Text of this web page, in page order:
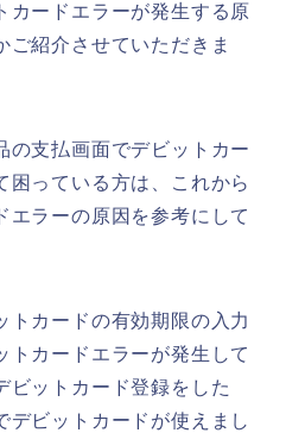
カードエラーが発生する原
ご紹介させていただきま
の支払画面でデビットカー
困っている方は、これから
エラーの原因を参考にして
トカードの有効期限の入力
トカードエラーが発生して
ビットカード登録をした
デビットカードが使えまし